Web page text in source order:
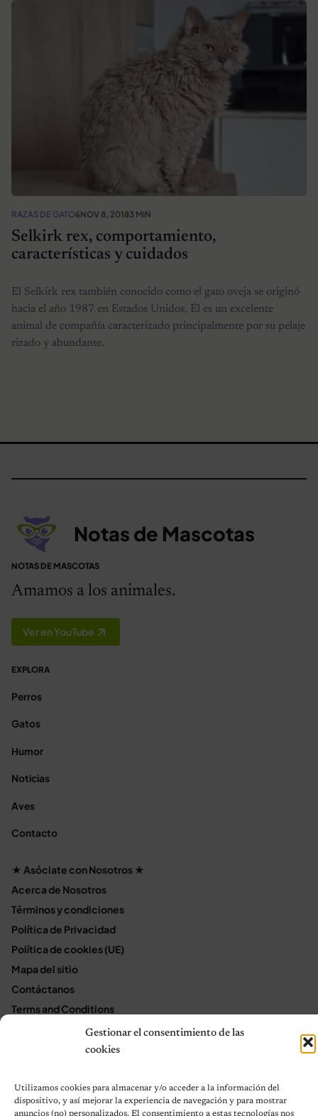
Gestionar el consentimiento de las
cookies
Utilizamos cookies para almacenar y/o acceder a la información del
dispositivo, y así mejorar la experiencia de navegación y para mostrar
anuncios (no) personalizados. El consentimiento a estas tecnologías nos
RAZAS DE GATOSNOV 8, 20183 MIN
Selkirk rex, comportamiento,
características y cuidados
El Selkirk rex también conocido como el gato oveja se originó
hacia el año 1987 en Estados Unidos, Él es un excelente
animal de compañía caracterizado principalmente por su pelaje
rizado y abundante.
Notas de Mascotas
NOTAS DE MASCOTAS
Amamos a los animales.
Ver en YouTube
EXPLORA
Perros
Gatos
Humor
Noticias
Aves
Contacto
★ Asóciate con Nosotros ★
Acerca de Nosotros
Términos y condiciones
Política de Privacidad
Política de cookies (UE)
Mapa del sitio
Contáctanos
Terms and Conditions